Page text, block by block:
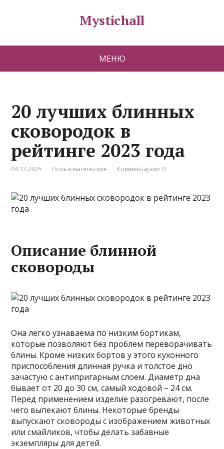
Mystichall
МЕНЮ
20 лучших блинных
сковородок в
рейтинге 2023 года
04.12.2025 Пользовательские Комментарии: 0
Описание блинной
сковороды
Она легко узнаваема по низким бортикам,
которые позволяют без проблем переворачивать
блины. Кроме низких бортов у этого кухонного
приспособления длинная ручка и толстое дно
зачастую с антипригарным слоем. Диаметр дна
бывает от 20 до 30 см, самый ходовой – 24 см.
Перед применением изделие разогревают, после
чего выпекают блины. Некоторые бренды
выпускают сковороды с изображением животных
или смайликов, чтобы делать забавные
экземпляры для детей.